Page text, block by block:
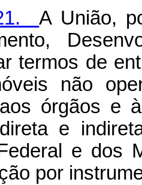
A União,
termos de
não
órgãos e
e
e dos
por